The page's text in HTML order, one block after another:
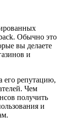
Обычно это
вы делаете
и
его репутацию,
Чем
получить
и